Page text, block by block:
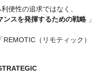
便性の追求ではなく、
ンスを発揮するための戦略 」
（リモティック）